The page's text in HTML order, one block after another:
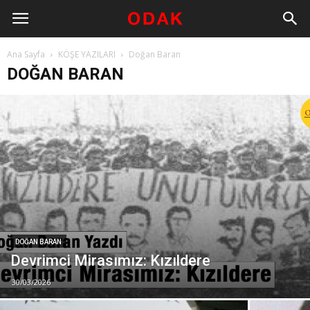
Ana Sayfa KÖŞE YAZILARI Doğan Baran
DOĞAN BARAN
DOĞAN BARAN
Devrimci Mirasımız: Kızıldere
30/03/2026